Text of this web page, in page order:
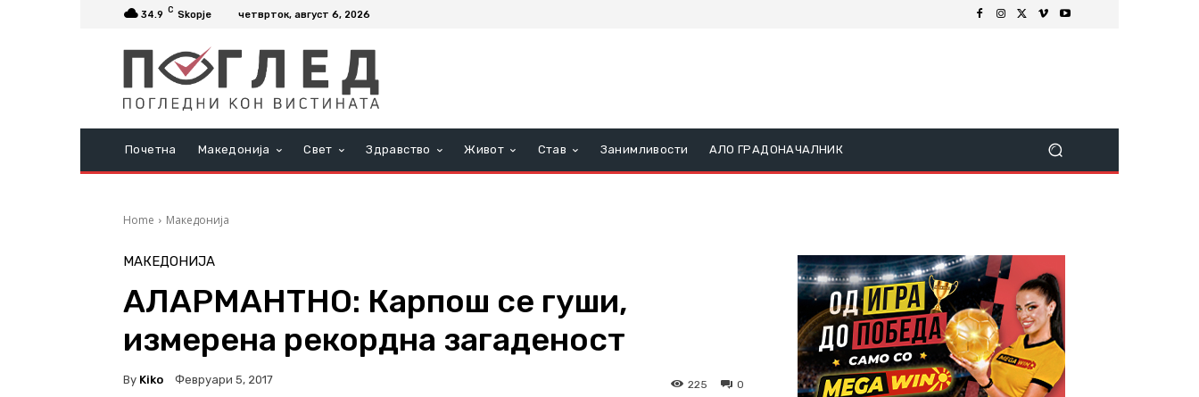
34.9 C Skopje четврток, август 6, 2026
Почетна Македонија Свет Здравство Живот Став Занимливости АЛО ГРАДОНАЧАЛНИК
Home Македонија
МАКЕДОНИЈА
АЛАРМАНТНО: Карпош се гуши,
измерена рекордна загаденост
By Kiko Февруари 5, 2017 0
225